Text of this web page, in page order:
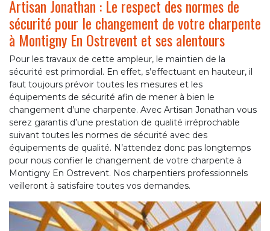
Artisan Jonathan : Le respect des normes de
sécurité pour le changement de votre charpente
à Montigny En Ostrevent et ses alentours
Pour les travaux de cette ampleur, le maintien de la
sécurité est primordial. En effet, s’effectuant en hauteur, il
faut toujours prévoir toutes les mesures et les
équipements de sécurité afin de mener à bien le
changement d’une charpente. Avec Artisan Jonathan vous
serez garantis d’une prestation de qualité irréprochable
suivant toutes les normes de sécurité avec des
équipements de qualité. N’attendez donc pas longtemps
pour nous confier le changement de votre charpente à
Montigny En Ostrevent. Nos charpentiers professionnels
veilleront à satisfaire toutes vos demandes.